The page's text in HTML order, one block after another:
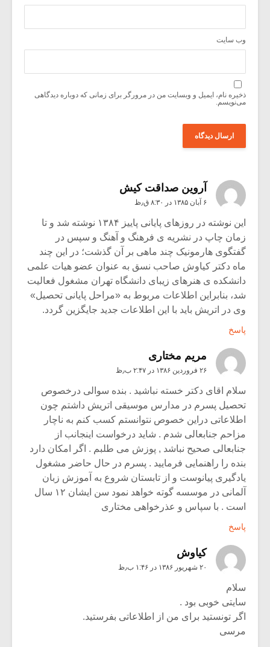
وب‌ سایت
ذخیره نام، ایمیل و وبسایت من در مرورگر برای زمانی که دوباره دیدگاهی
می‌نویسم.
آروین صداقت کیش
۶ آبان ۱۳۸۵ در ۸:۳۰ ق٫ظ
این نوشته در روزهای پایانی پاییز ۱۳۸۴ نوشته شد و تا
زمان چاپ در نشریه ی فرهنگ و آهنگ و سپس در
گفتگوی هارمونیک چند ماهی بر آن گذشت؛ در این چند
ماه دکتر کیاوش صاحب نسق به عنوان عضو هیات علمی
دانشکده ی هنرهای زیبای دانشگاه تهران مشغول فعالیت
شد، بنابراین اطلاعات مربوط به «مراحل پایانی تحصیل»
وی در اتریش باید با این اطلاعات جدید جایگزین گردد.
پاسخ
مریم مختاری
۲۶ فروردین ۱۳۸۶ در ۲:۴۷ ب٫ظ
سلام اقای دکتر خسته نباشید . بنده سوالی درخصوص
تحصیل پسرم در مدارس موسیقی اتریش داشتم چون
اطلاعاتی دراین خصوص نتوانستم کسب کنم به ناچار
مزاحم جنابعالی شدم . شاید درخواست اینجانب از
جنابعالی صحیح نباشد , پوزش می طلبم . اگر امکان دارد
بنده را راهنمایی فرمایید . پسرم در حال حاضر مشغول
یادگیری پیانوست و از تابستان شروع به آموزش زبان
آلمانی در موسسه گوته خواهد نمود سن ایشان ۱۲ سال
است . با سپاس و عذرخواهی مختاری
پاسخ
كياوش
۲۰ شهریور ۱۳۸۶ در ۱:۴۶ ب٫ظ
سلام
سایتی خوبی بود .
اگر تونستید برای من از اطلاعاتی بفرستید.
مرسی